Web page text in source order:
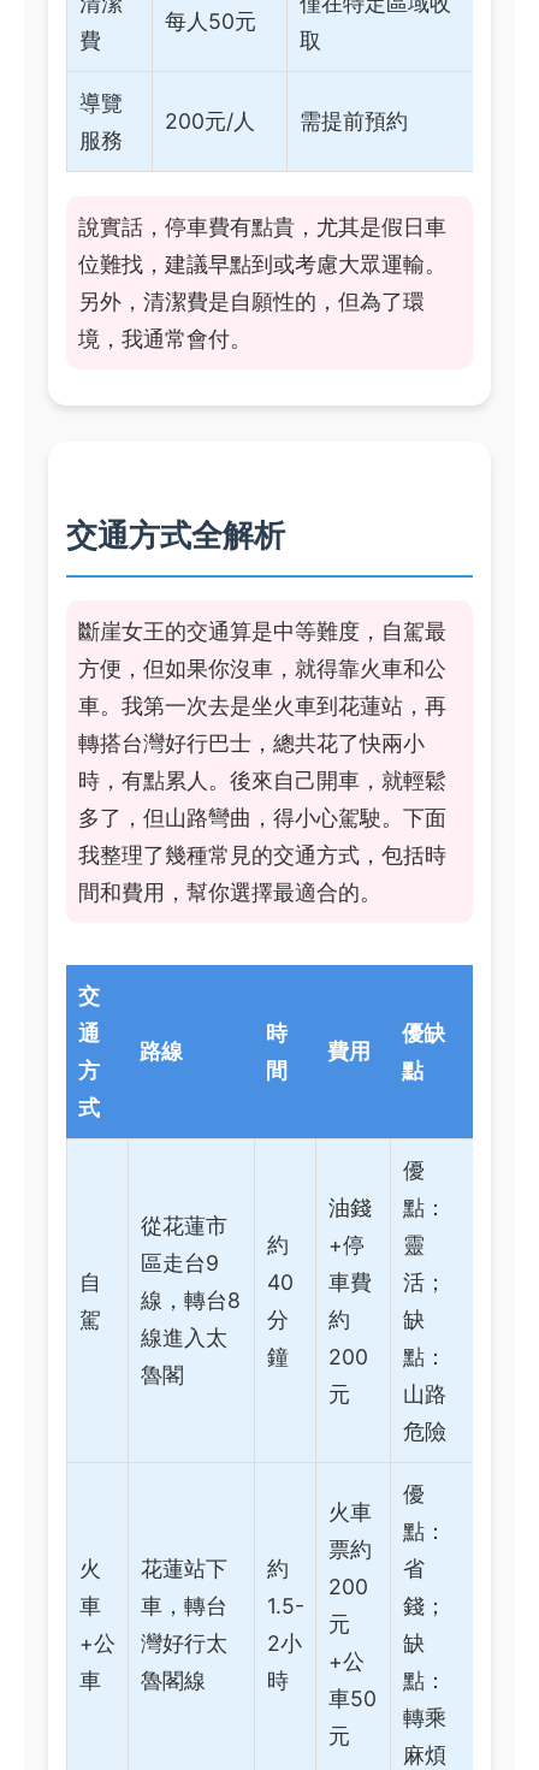
費
每人50元
取
導覽
服務
200元/人 需提前預約
說實話，停車費有點貴，尤其是假日車
位難找，建議早點到或考慮大眾運輸。
另外，清潔費是自願性的，但為了環
境，我通常會付。
交通方式全解析
斷崖女王的交通算是中等難度，自駕最
方便，但如果你沒車，就得靠火車和公
車。我第一次去是坐火車到花蓮站，再
轉搭台灣好行巴士，總共花了快兩小
時，有點累人。後來自己開車，就輕鬆
多了，但山路彎曲，得小心駕駛。下面
我整理了幾種常見的交通方式，包括時
間和費用，幫你選擇最適合的。
交
通
方
式
路線
時
間
費用
優缺
點
自
駕
從花蓮市
區走台9
線，轉台8
線進入太
魯閣
約
40
分
鐘
油錢
+停
車費
約
200
元
優
點：
靈
活；
缺
點：
山路
危險
火
車
+公
車
花蓮站下
車，轉台
灣好行太
魯閣線
約
1.5-
2小
時
火車
票約
200
元
+公
車50
元
優
點：
省
錢；
缺
點：
轉乘
麻煩